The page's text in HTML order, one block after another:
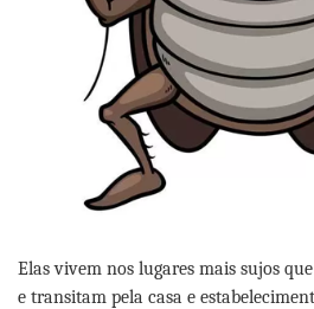
Elas vivem nos lugares mais sujos
e transitam pela casa e